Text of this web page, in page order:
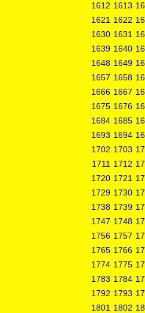
1612 1613
1621 1622
1630 1631
1639 1640
1648 1649
1657 1658
1666 1667
1675 1676
1684 1685
1693 1694
1702 1703
1711 1712
1720 1721
1729 1730
1738 1739
1747 1748
1756 1757
1765 1766
1774 1775
1783 1784
1792 1793
1801 1802